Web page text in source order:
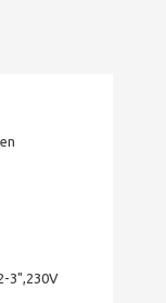
3",230V